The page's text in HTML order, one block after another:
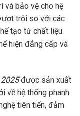
và bảo vệ cho hệ
trội so với các
tạo từ chất liệu
hiện đẳng cấp và
được sản xuất
về hệ thống phanh
tiên tiến, đảm